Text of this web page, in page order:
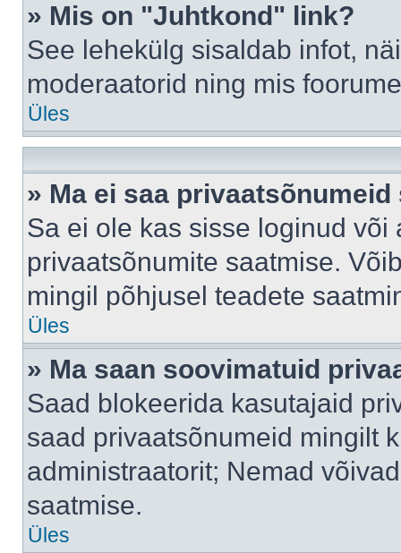
» Mis on "Juhtkond" link?
See lehekülg sisaldab infot,
moderaatorid ning mis
Üles
» Ma ei saa privaatsõnumeid
Sa ei ole kas sisse loginud
privaatsõnumite saatmise.
mingil põhjusel teadete
Üles
» Ma saan soovimatuid
Saad blokeerida kasutajaid
saad privaatsõnumeid mingilt
administraatorit; Nemad
saatmise.
Üles